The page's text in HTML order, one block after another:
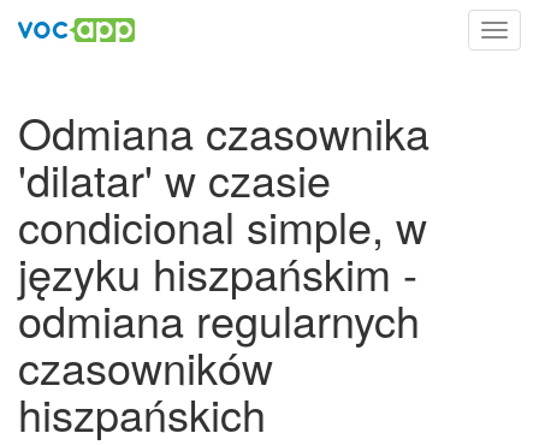
Odmiana czasownika
'dilatar' w czasie
condicional simple, w
języku hiszpańskim -
odmiana regularnych
czasowników
hiszpańskich